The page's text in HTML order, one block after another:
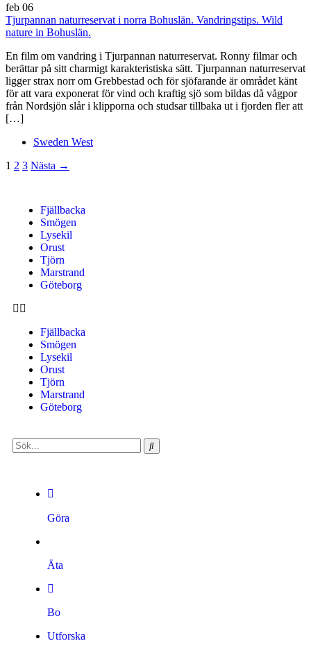
feb 06
Tjurpannan naturreservat i norra Bohuslän. Vandringstips. Wild
nature in Bohuslän.
En film om vandring i Tjurpannan naturreservat. Ronny filmar och
berättar på sitt charmigt karakteristiska sätt. Tjurpannan naturreservat
ligger strax norr om Grebbestad och för sjöfarande är området känt
för att vara exponerat för vind och kraftig sjö som bildas då vågpor
från Nordsjön slår i klipporna och studsar tillbaka ut i fjorden fler att
[…]
Sweden West
1 2 3 Nästa →
Fjällbacka
Smögen
Lysekil
Orust
Tjörn
Marstrand
Göteborg
Fjällbacka
Smögen
Lysekil
Orust
Tjörn
Marstrand
Göteborg
Göra
Äta
Bo
Utforska